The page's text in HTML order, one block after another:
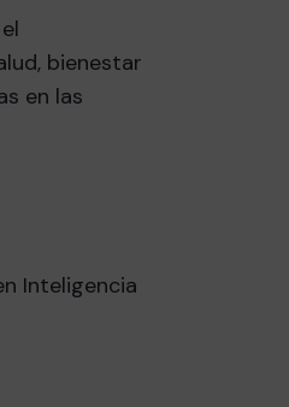
bienestar
en las
Inteligencia